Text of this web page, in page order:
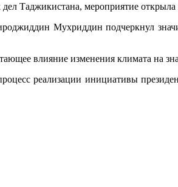
Таджикистана, мероприятие
Мухриддин подчеркнул
влияние изменения климата на
реализации инициативы